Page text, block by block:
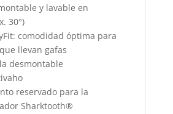
y lavable en
30°)
comodidad óptima para
llevan gafas
desmontable
reservado para la
Sharktooth®